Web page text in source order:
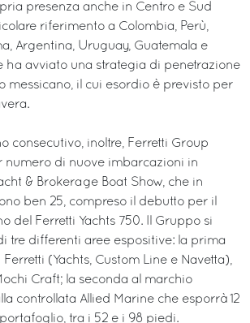
presenza anche in Centro e Sud
riferimento a Colombia, Perù,
Argentina, Uruguay, Guatemala e
ha avviato una strategia di penetrazione
messicano, il cui esordio è previsto per
consecutivo, inoltre, Ferretti Group
numero di nuove imbarcazioni in
& Brokerage Boat Show, che in
ben 25, compreso il debutto per il
del Ferretti Yachts 750. Il Gruppo si
tre differenti aree espositive: la prima
(Yachts, Custom Line e Navetta),
Craft; la seconda al marchio
controllata Allied Marine che esporrà 12
tra i 52 e i 98 piedi.